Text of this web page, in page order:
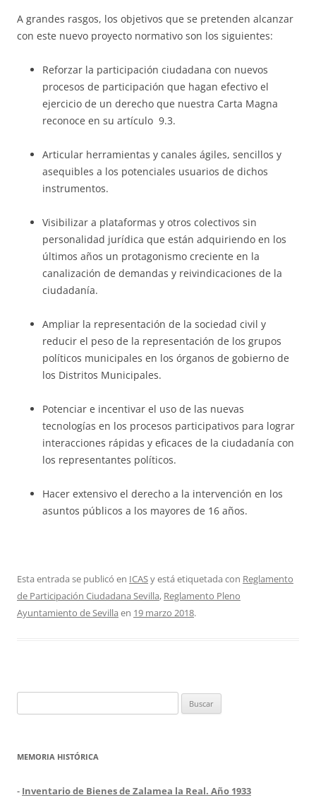
A grandes rasgos, los objetivos que se pretenden alcanzar
con este nuevo proyecto normativo son los siguientes:
Reforzar la participación ciudadana con nuevos
procesos de participación que hagan efectivo el
ejercicio de un derecho que nuestra Carta Magna
reconoce en su artículo 9.3.
Articular herramientas y canales ágiles, sencillos y
asequibles a los potenciales usuarios de dichos
instrumentos.
Visibilizar a plataformas y otros colectivos sin
personalidad jurídica que están adquiriendo en los
últimos años un protagonismo creciente en la
canalización de demandas y reivindicaciones de la
ciudadanía.
Ampliar la representación de la sociedad civil y
reducir el peso de la representación de los grupos
políticos municipales en los órganos de gobierno de
los Distritos Municipales.
Potenciar e incentivar el uso de las nuevas
tecnologías en los procesos participativos para lograr
interacciones rápidas y eficaces de la ciudadanía con
los representantes políticos.
Hacer extensivo el derecho a la intervención en los
asuntos públicos a los mayores de 16 años.
Esta entrada se publicó en ICASy está etiquetada con Reglamento
de Participación Ciudadana Sevilla, Reglamento Pleno
Ayuntamiento de Sevilla en 19 marzo 2018.
MEMORIA HISTÓRICA
- Inventario de Bienes de Zalamea la Real. Año 1933